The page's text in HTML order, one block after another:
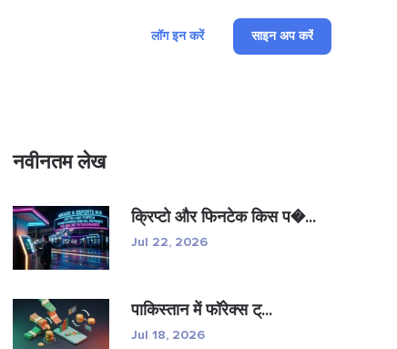
लॉग इन करें साइन अप करें
नवीनतम लेख
क्रिप्टो और फिनटेक किस प�...
Jul 22, 2026
पाकिस्तान में फॉरेक्स ट्...
Jul 18, 2026